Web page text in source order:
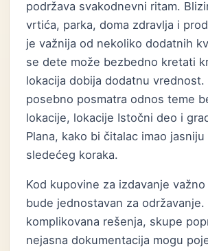
podržava svakodnevni ritam.
vrtića, parka, doma zdravlja i
je važnija od nekoliko dodatnih
se dete može bezbedno kretati
lokacija dobija dodatnu vrednost.
posebno posmatra odnos teme
lokacije, lokacije Istočni deo i
Plana, kako bi čitalac imao
sledećeg koraka.
Kod kupovine za izdavanje
bude jednostavan za održavanje.
komplikovana rešenja, skupe
nejasna dokumentacija mogu